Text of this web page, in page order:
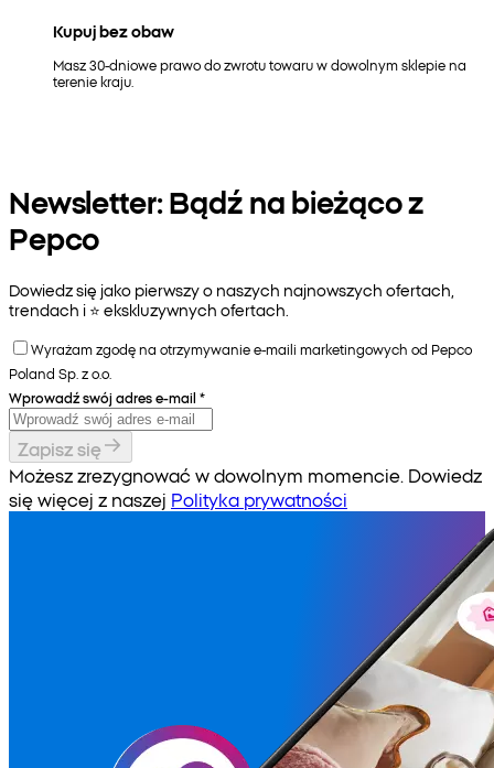
Kupuj bez obaw
Masz 30-dniowe prawo do zwrotu towaru w dowolnym sklepie na
terenie kraju.
Newsletter: Bądź na bieżąco z
Pepco
Dowiedz się jako pierwszy o naszych najnowszych ofertach,
trendach i ⭐️ ekskluzywnych ofertach.
Wyrażam zgodę na otrzymywanie e-maili marketingowych od Pepco
Poland Sp. z o.o.
Wprowadź swój adres e-mail *
Zapisz się
Możesz zrezygnować w dowolnym momencie. Dowiedz
się więcej z naszej Polityka prywatności